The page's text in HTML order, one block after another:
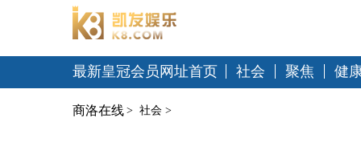
最新皇冠会员网址首页 社会 聚焦 健
商洛在线 > 社会 >